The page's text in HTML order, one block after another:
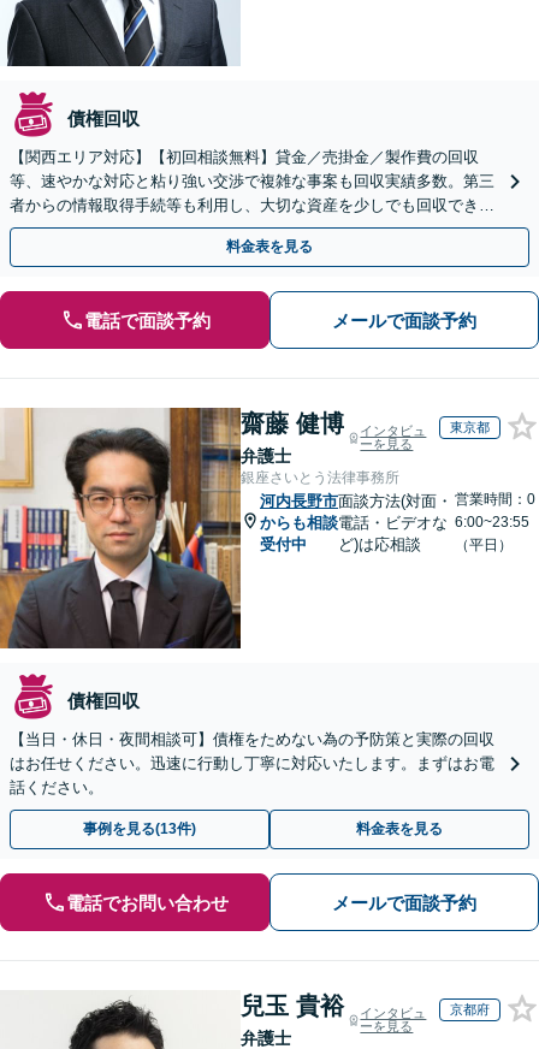
債権回収
【関西エリア対応】【初回相談無料】貸金／売掛金／製作費の回収
等、速やかな対応と粘り強い交渉で複雑な事案も回収実績多数。第三
者からの情報取得手続等も利用し、大切な資産を少しでも回収できる
よう尽力します【フリーランス・個人事業主のご相談も対応】
料金表を見る
電話で面談予約 メールで面談予約
齋藤 健博
弁護士
インタビュ
ーを見る
東京都
銀座さいとう法律事務所
河内長野市
からも相談
受付中
面談方法(対面・
電話・ビデオな
ど)は応相談
営業時間：0
6:00~23:55
（平日）
債権回収
【当日・休日・夜間相談可】債権をためない為の予防策と実際の回収
はお任せください。迅速に行動し丁寧に対応いたします。まずはお電
話ください。
事例を見る(13件) 料金表を見る
電話でお問い合わせ メールで面談予約
兒玉 貴裕
弁護士
インタビュ
ーを見る
京都府